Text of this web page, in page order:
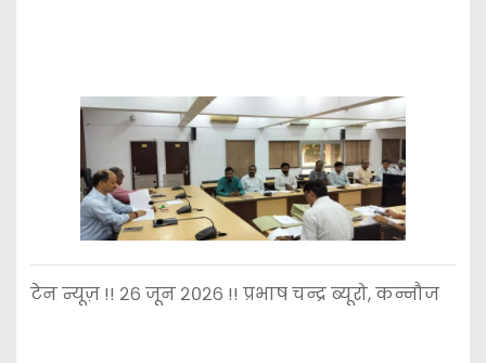
टेन न्यूज़ !! २६ जून २०२६ !! प्रभाष चन्द्र ब्यूरो, कन्नौज